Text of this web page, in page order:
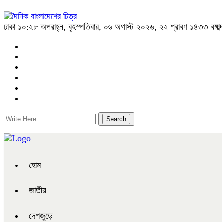
ঢাকা ১০:২৮ অপরাহ্ন, বৃহস্পতিবার, ০৬ অগাস্ট ২০২৬, ২২ শ্রাবণ ১৪৩৩
হোম
জাতীয়
দেশজুড়ে